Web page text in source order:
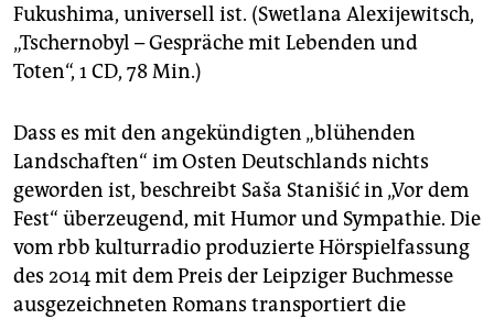
Fukushima, universell ist. (Swetlana Alexijewitsch,
„Tschernobyl – Gespräche mit Lebenden und
Toten“, 1 CD, 78 Min.)
Dass es mit den angekündigten „blühenden
Landschaften“ im Osten Deutschlands nichts
geworden ist, beschreibt Saša Stanišić in „Vor dem
Fest“ überzeugend, mit Humor und Sympathie. Die
vom rbb kulturradio produzierte Hörspielfassung
des 2014 mit dem Preis der Leipziger Buchmesse
ausgezeichneten Romans transportiert die